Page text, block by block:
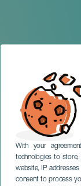
With your
technologies to store,
website, IP
consent to process
GRAN